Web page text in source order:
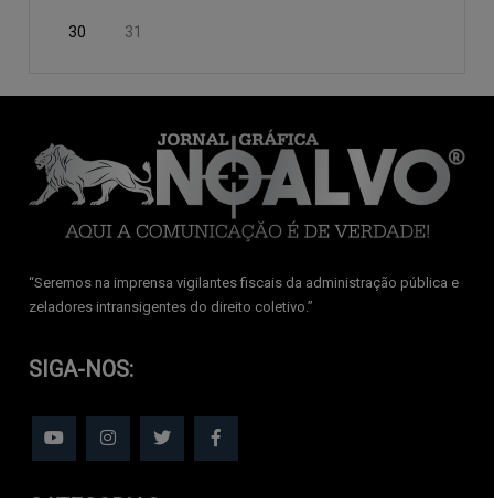
30 31
‘‘Seremos na imprensa vigilantes fiscais da administração pública e
zeladores intransigentes do direito coletivo.’’
SIGA-NOS: